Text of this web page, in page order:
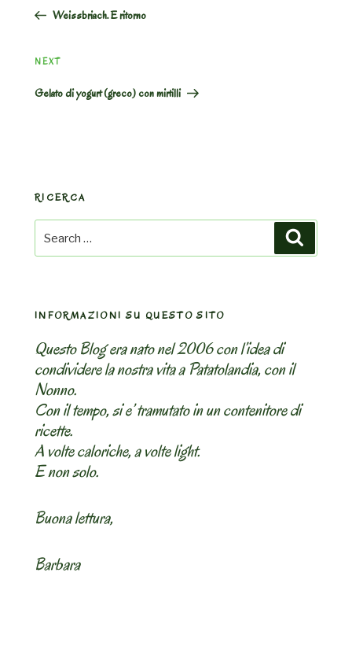
Weissbriach. E ritorno
Next
NEXT
Gelato di yogurt (greco) con mirtilli
RICERCA
Search
for:
INFORMAZIONI SU QUESTO SITO
Questo Blog era nato nel 2006 con l’idea di
condividere la nostra vita a Patatolandia, con il
Nonno.
Con il tempo, si e’ tramutato in un contenitore di
ricette.
A volte caloriche, a volte light.
E non solo.
Buona lettura,
Barbara